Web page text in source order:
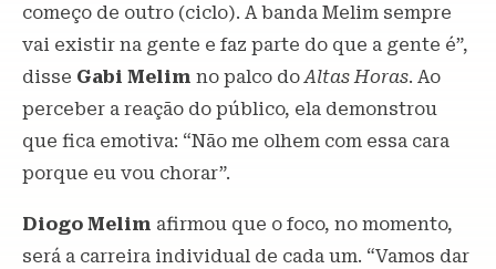
começo de outro (ciclo). A banda Melim sempre
vai existir na gente e faz parte do que a gente é”,
disse Gabi Melim no palco doAltas Horas. Ao
perceber a reação do público, ela demonstrou
que fica emotiva: “Não me olhem com essa cara
porque eu vou chorar”.
Diogo Melim afirmou que o foco, no momento,
será a carreira individual de cada um. “Vamos dar